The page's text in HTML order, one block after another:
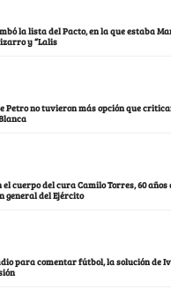
la lista del Pacto, en la que estaba
y “Lalis
Petro no tuvieron más opción que
cuerpo del cura Camilo Torres, 60 años
general del Ejército
para comentar fútbol, la solución de